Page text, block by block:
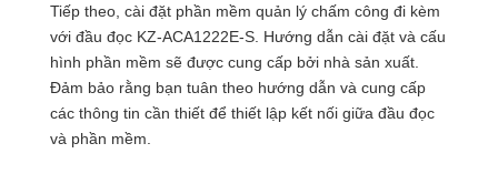
Tiếp theo, cài đặt phần mềm quản lý chấm công đi kèm
với đầu đọc KZ-ACA1222E-S. Hướng dẫn cài đặt và cấu
hình phần mềm sẽ được cung cấp bởi nhà sản xuất.
Đảm bảo rằng bạn tuân theo hướng dẫn và cung cấp
các thông tin cần thiết để thiết lập kết nối giữa đầu đọc
và phần mềm.